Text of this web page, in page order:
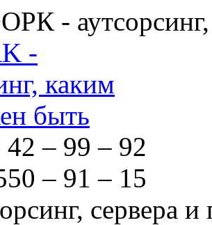
-
42 – 99 – 92
– 91 – 15
сервера